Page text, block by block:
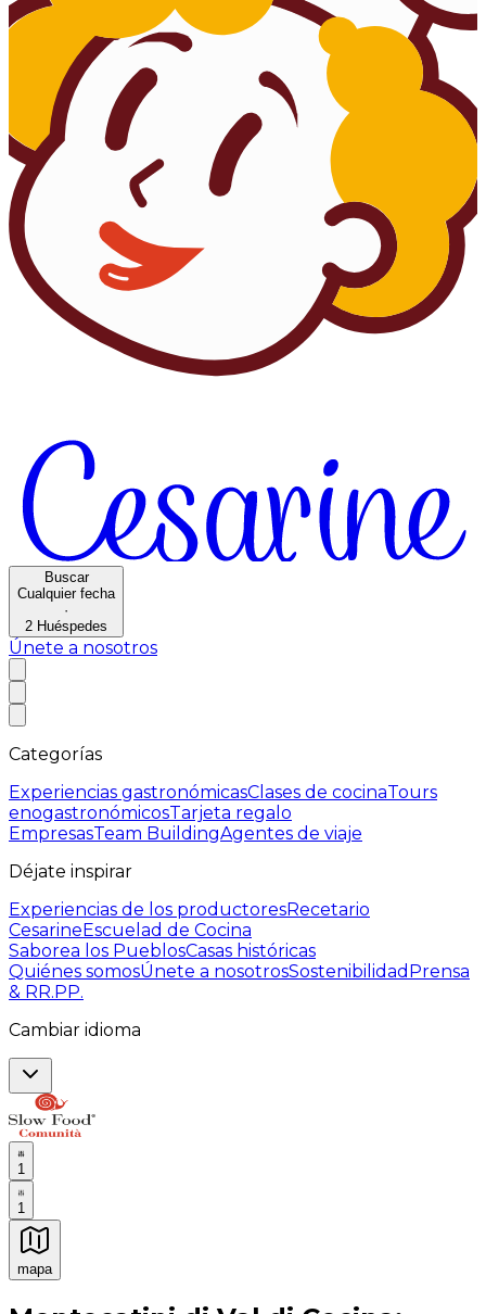
Buscar
Cualquier fecha
·
2 Huéspedes
Únete a nosotros
Categorías
Experiencias gastronómicasClases de cocinaTours
enogastronómicosTarjeta regalo
EmpresasTeam BuildingAgentes de viaje
Déjate inspirar
Experiencias de los productoresRecetario
CesarineEscuelad de Cocina
Saborea los PueblosCasas históricas
Quiénes somosÚnete a nosotrosSostenibilidad Prensa
& RR.PP.
Cambiar idioma
1
1
mapa